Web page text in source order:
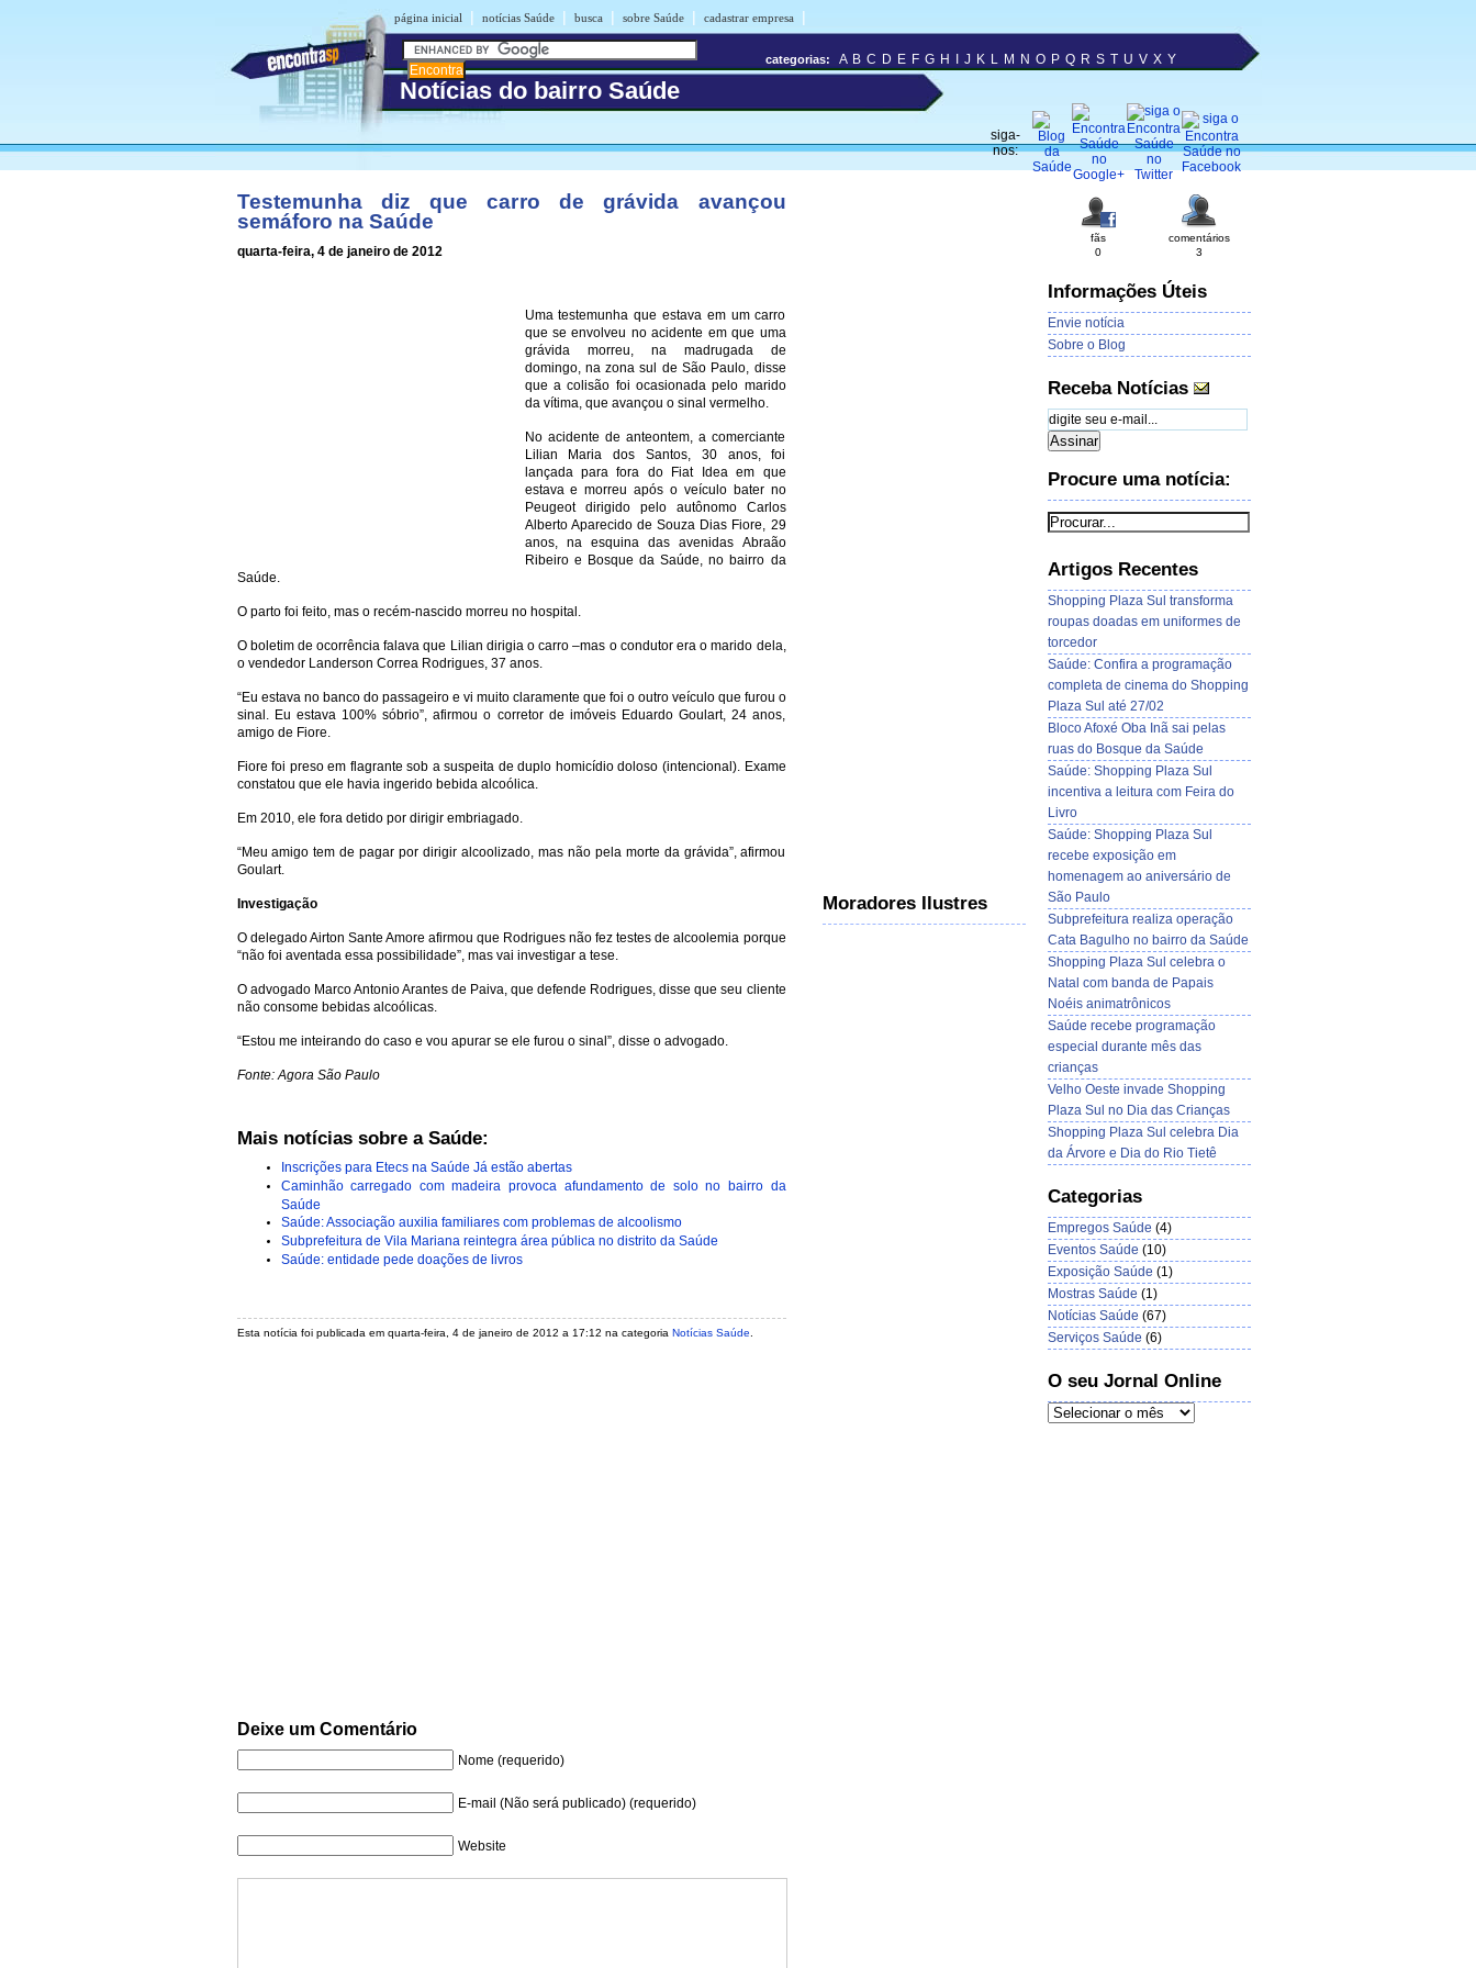
página inicial | notícias Saúde | busca | sobre Saúde | cadastrar empresa |
Notícias do bairro Saúde
siga-
nos:
categorias: A B C D E F G H J K L M N O P Q R S T U V X Y
Testemunha diz que carro de grávida avançou
semáforo na Saúde
quarta-feira, 4 de janeiro de 2012
Uma testemunha que estava em um carro
que se envolveu no acidente em que uma
grávida morreu, na madrugada de
domingo, na zona sul de São Paulo, disse
que a colisão foi ocasionada pelo marido
da vítima, que avançou o sinal vermelho.
No acidente de anteontem, a comerciante
Lilian Maria dos Santos, 30 anos, foi
lançada para fora do Fiat Idea em que
estava e morreu após o veículo bater no
Peugeot dirigido pelo autônomo Carlos
Alberto Aparecido de Souza Dias Fiore, 29
anos, na esquina das avenidas Abraão
Ribeiro e Bosque da Saúde, no bairro da
Saúde.
O parto foi feito, mas o recém-nascido morreu no hospital.
O boletim de ocorrência falava que Lilian dirigia o carro –mas o condutor era o marido dela,
o vendedor Landerson Correa Rodrigues, 37 anos.
“Eu estava no banco do passageiro e vi muito claramente que foi o outro veículo que furou o
sinal. Eu estava 100% sóbrio”, afirmou o corretor de imóveis Eduardo Goulart, 24 anos,
amigo de Fiore.
Fiore foi preso em flagrante sob a suspeita de duplo homicídio doloso (intencional). Exame
constatou que ele havia ingerido bebida alcoólica.
Em 2010, ele fora detido por dirigir embriagado.
“Meu amigo tem de pagar por dirigir alcoolizado, mas não pela morte da grávida”, afirmou
Goulart.
Investigação
O delegado Airton Sante Amore afirmou que Rodrigues não fez testes de alcoolemia porque
“não foi aventada essa possibilidade”, mas vai investigar a tese.
O advogado Marco Antonio Arantes de Paiva, que defende Rodrigues, disse que seu cliente
não consome bebidas alcoólicas.
“Estou me inteirando do caso e vou apurar se ele furou o sinal”, disse o advogado.
Fonte: Agora São Paulo
Mais notícias sobre a Saúde:
Inscrições para Etecs na Saúde Já estão abertas
Caminhão carregado com madeira provoca afundamento de solo no bairro da
Saúde
Saúde: Associação auxilia familiares com problemas de alcoolismo
Subprefeitura de Vila Mariana reintegra área pública no distrito da Saúde
Saúde: entidade pede doações de livros
Esta notícia foi publicada em quarta-feira, 4 de janeiro de 2012 a 17:12 na categoria Notícias Saúde
Deixe um Comentário
Nome (requerido)
E-mail (Não será publicado) (requerido)
Website
Moradores Ilustres
fãs
comentários
0
3
Informações Úteis
Envie notícia
Sobre o Blog
Receba Notícias
Procure uma notícia:
Artigos Recentes
Shopping Plaza Sul transforma
roupas doadas em uniformes de
torcedor
Saúde: Confira a programação
completa de cinema do Shopping
Plaza Sul até 27/02
Bloco Afoxé Oba Inã sai pelas
ruas do Bosque da Saúde
Saúde: Shopping Plaza Sul
incentiva a leitura com Feira do
Livro
Saúde: Shopping Plaza Sul
recebe exposição em
homenagem ao aniversário de
São Paulo
Subprefeitura realiza operação
Cata Bagulho no bairro da Saúde
Shopping Plaza Sul celebra o
Natal com banda de Papais
Noéis animatrônicos
Saúde recebe programação
especial durante mês das
crianças
Velho Oeste invade Shopping
Plaza Sul no Dia das Crianças
Shopping Plaza Sul celebra Dia
da Árvore e Dia do Rio Tietê
Categorias
Empregos Saúde (4)
Eventos Saúde (10)
Exposição Saúde (1)
Mostras Saúde (1)
Notícias Saúde (67)
Serviços Saúde (6)
O seu Jornal Online